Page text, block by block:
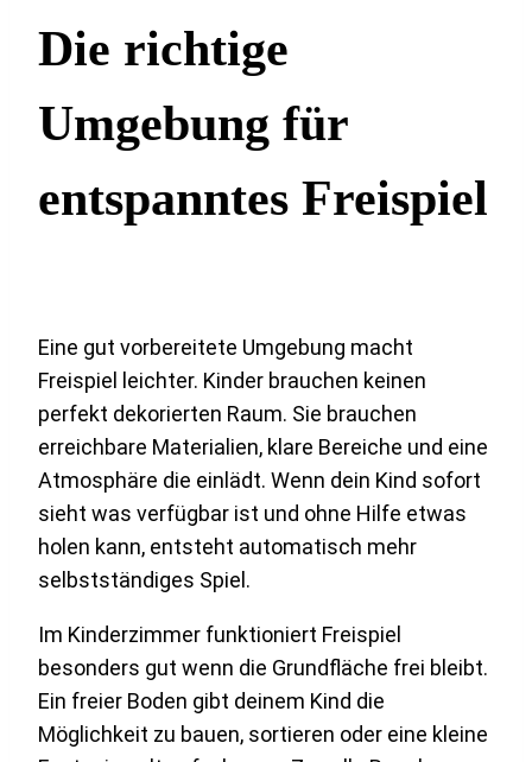
Die richtige
Umgebung für
entspanntes Freispiel
Eine gut vorbereitete Umgebung macht
Freispiel leichter. Kinder brauchen keinen
perfekt dekorierten Raum. Sie brauchen
erreichbare Materialien, klare Bereiche und eine
Atmosphäre die einlädt. Wenn dein Kind sofort
sieht was verfügbar ist und ohne Hilfe etwas
holen kann, entsteht automatisch mehr
selbstständiges Spiel.
Im Kinderzimmer funktioniert Freispiel
besonders gut wenn die Grundfläche frei bleibt.
Ein freier Boden gibt deinem Kind die
Möglichkeit zu bauen, sortieren oder eine kleine